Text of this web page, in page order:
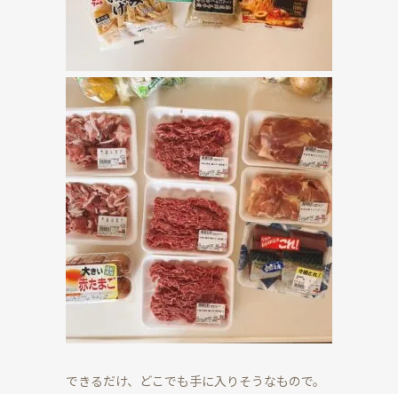
できるだけ、どこでも手に入りそうなもので。